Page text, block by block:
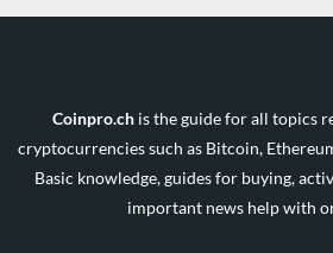
Coinpro.ch is the guide for all topics
cryptocurrencies such as Bitcoin,
Basic knowledge, guides for buying,
important news help with